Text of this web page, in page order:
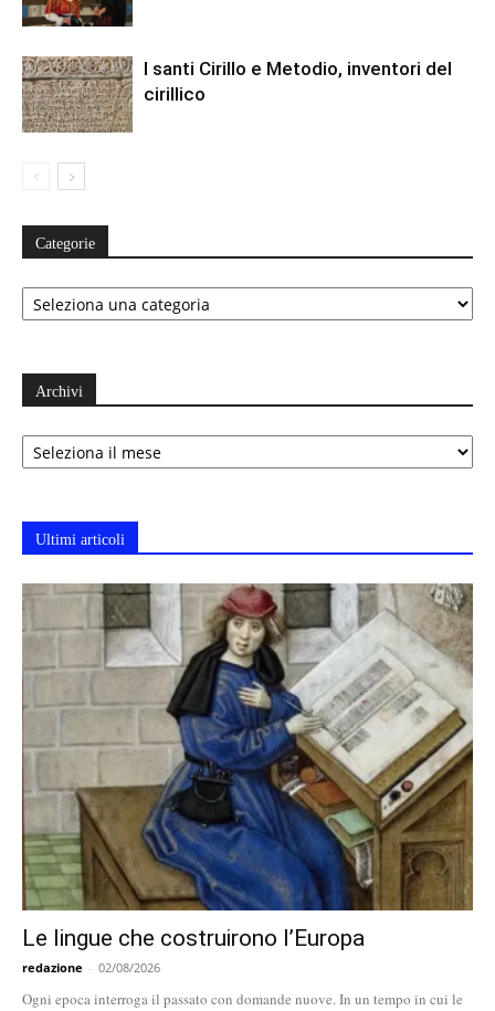
I santi Cirillo e Metodio, inventori del
cirillico
Categorie
Categorie
Archivi
Archivi
Ultimi articoli
Le lingue che costruirono l’Europa
redazione - 02/08/2026
Ogni epoca interroga il passato con domande nuove. In un tempo in cui le